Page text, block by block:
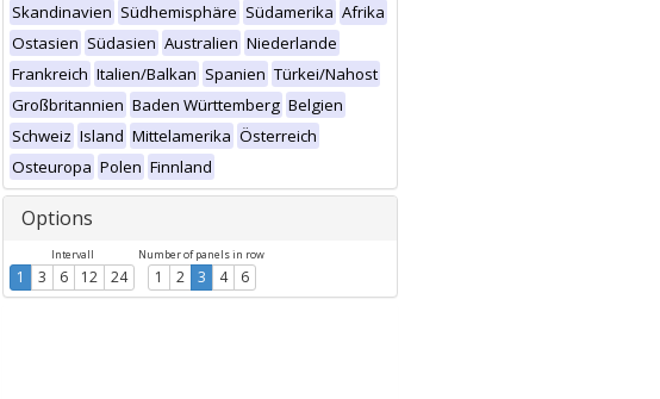
Skandinavien Südhemisphäre Südamerika Afrika
Ostasien Südasien Australien Niederlande
Frankreich Italien/Balkan Spanien Türkei/Nahost
Großbritannien Baden Württemberg Belgien
Schweiz Island Mittelamerika Österreich
Osteuropa Polen Finnland
Options
Intervall
1 3 6 12 24
Number of panels in row
1 2 3 4 6